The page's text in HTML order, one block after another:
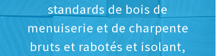
standards de bois de
menuiserie et de charpente
bruts et rabotés et isolant,